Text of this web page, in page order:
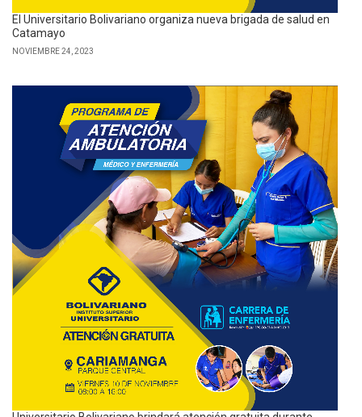
El Universitario Bolivariano organiza nueva brigada de salud en
Catamayo
NOVIEMBRE 24, 2023